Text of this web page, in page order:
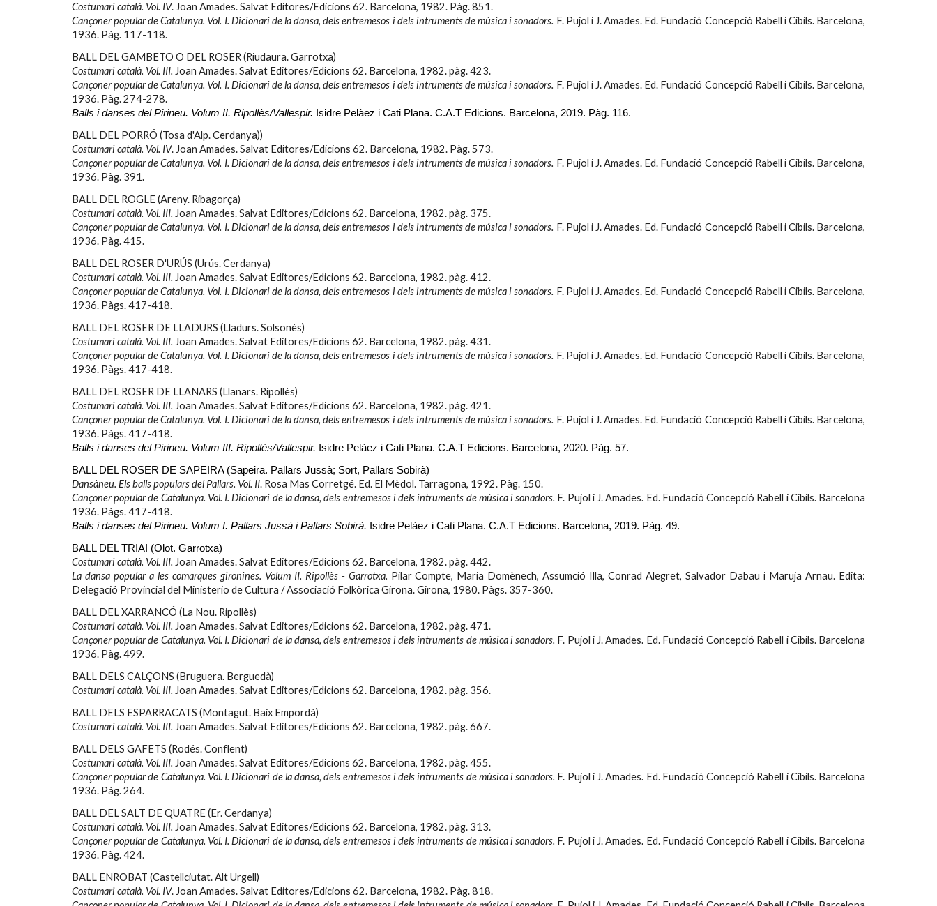
Costumari català. Vol. IV. Joan Amades. Salvat Editores/Edicions 62. Barcelona, 1982. Pàg. 851.
Cançoner popular de Catalunya. Vol. I. Dicionari de la dansa, dels entremesos i dels intruments de música i sonadors. F. Pujol i J. Amades. Ed. Fundació Concepció Rabell i Cibils. Barcelona,
1936. Pàg. 117-118.
BALL DEL GAMBETO O DEL ROSER (Riudaura. Garrotxa)
Costumari català. Vol. III. Joan Amades. Salvat Editores/Edicions 62. Barcelona, 1982. pàg. 423.
Cançoner popular de Catalunya. Vol. I. Dicionari de la dansa, dels entremesos i dels intruments de música i sonadors. F. Pujol i J. Amades. Ed. Fundació Concepció Rabell i Cibils. Barcelona,
1936. Pàg.274-278.
Balls i danses del Pirineu. Volum II. Ripollès/Vallespir. Isidre Pelàez i Cati Plana. C.A.T Edicions. Barcelona, 2019. Pàg. 116.
BALL DEL PORRÓ (Tosa d'Alp. Cerdanya))
Costumari català. Vol. IV. Joan Amades. Salvat Editores/Edicions 62. Barcelona, 1982. Pàg.573.
Cançoner popular de Catalunya. Vol. I. Dicionari de la dansa, dels entremesos i dels intruments de música i sonadors. F. Pujol i J. Amades. Ed. Fundació Concepció Rabell i Cibils. Barcelona,
1936. Pàg.391.
BALL DEL ROGLE (Areny. Ribagorça)
Costumari català. Vol. III. Joan Amades. Salvat Editores/Edicions 62. Barcelona, 1982. pàg. 375.
Cançoner popular de Catalunya. Vol. I. Dicionari de la dansa, dels entremesos i dels intruments de música i sonadors. F. Pujol i J. Amades. Ed. Fundació Concepció Rabell i Cibils. Barcelona,
1936. Pàg.415.
BALL DEL ROSER D'URÚS (Urús. Cerdanya)
Costumari català. Vol. III. Joan Amades. Salvat Editores/Edicions 62. Barcelona, 1982. pàg.412.
Cançoner popular de Catalunya. Vol. I. Dicionari de la dansa, dels entremesos i dels intruments de música i sonadors. F. Pujol i J. Amades. Ed. Fundació Concepció Rabell i Cibils. Barcelona,
1936. Pàgs. 417-418.
BALL DEL ROSER DE LLADURS (Lladurs. Solsonès)
Costumari català. Vol. III. Joan Amades. Salvat Editores/Edicions 62. Barcelona, 1982. pàg. 431.
Cançoner popular de Catalunya. Vol. I. Dicionari de la dansa, dels entremesos i dels intruments de música i sonadors. F. Pujol i J. Amades. Ed. Fundació Concepció Rabell i Cibils. Barcelona,
1936. Pàgs. 417-418.
BALL DEL ROSER DE LLANARS (Llanars. Ripollès)
Costumari català. Vol. III. Joan Amades. Salvat Editores/Edicions 62. Barcelona, 1982. pàg. 421.
Cançoner popular de Catalunya. Vol. I. Dicionari de la dansa, dels entremesos i dels intruments de música i sonadors. F. Pujol i J. Amades. Ed. Fundació Concepció Rabell i Cibils. Barcelona,
1936. Pàgs. 417-418.
Balls i danses del Pirineu. Volum III. Ripollès/Vallespir. Isidre Pelàez i Cati Plana. C.A.T Edicions. Barcelona, 2020. Pàg. 57.
BALL DEL ROSER DE SAPEIRA (Sapeira. Pallars Jussà; Sort, Pallars Sobirà)
Dansàneu. Els balls populars del Pallars. Vol. II. Rosa Mas Corretgé. Ed. El Mèdol. Tarragona, 1992. Pàg. 150.
Cançoner popular de Catalunya. Vol. I. Dicionari de la dansa, dels entremesos i dels intruments de música i sonadors. F. Pujol i J. Amades. Ed. Fundació Concepció Rabell i Cibils. Barcelona
1936. Pàgs. 417-418.
Balls i danses del Pirineu. Volum I. Pallars Jussà i Pallars Sobirà. Isidre Pelàez i Cati Plana. C.A.T Edicions. Barcelona, 2019. Pàg. 49.
BALL DEL TRIAI (Olot. Garrotxa)
Costumari català. Vol. III. Joan Amades. Salvat Editores/Edicions 62. Barcelona, 1982. pàg. 442.
La dansa popular a les comarques gironines. Volum II. Ripollès - Garrotxa. Pilar Compte, Maria Domènech, Assumció Illa, Conrad Alegret, Salvador Dabau i Maruja Arnau. Edita:
Delegació Provincial del Ministerio de Cultura / Associació Folkòrica Girona. Girona, 1980. Pàgs. 357-360.
BALL DEL XARRANCÓ (La Nou. Ripollès)
Costumari català. Vol. III. Joan Amades. Salvat Editores/Edicions 62. Barcelona, 1982. pàg. 471.
Cançoner popular de Catalunya. Vol. I. Dicionari de la dansa, dels entremesos i dels intruments de música i sonadors. F. Pujol i J. Amades. Ed. Fundació Concepció Rabell i Cibils. Barcelona
1936. Pàg. 499.
BALL DELS CALÇONS (Bruguera. Berguedà)
Costumari català. Vol. III. Joan Amades. Salvat Editores/Edicions 62. Barcelona, 1982. pàg. 356.
BALL DELS ESPARRACATS (Montagut. Baix Empordà)
Costumari català. Vol. III. Joan Amades. Salvat Editores/Edicions 62. Barcelona, 1982. pàg.667.
BALL DELS GAFETS (Rodés. Conflent)
Costumari català. Vol. III. Joan Amades. Salvat Editores/Edicions 62. Barcelona, 1982. pàg.455.
Cançoner popular de Catalunya. Vol. I. Dicionari de la dansa, dels entremesos i dels intruments de música i sonadors. F. Pujol i J. Amades. Ed. Fundació Concepció Rabell i Cibils. Barcelona
1936. Pàg.264.
BALL DEL SALT DE QUATRE (Er. Cerdanya)
Costumari català. Vol. III. Joan Amades. Salvat Editores/Edicions 62. Barcelona, 1982. pàg. 313.
Cançoner popular de Catalunya. Vol. I. Dicionari de la dansa, dels entremesos i dels intruments de música i sonadors. F. Pujol i J. Amades. Ed. Fundació Concepció Rabell i Cibils. Barcelona
1936. Pàg.424.
BALL ENROBAT (Castellciutat. Alt Urgell)
Costumari català. Vol. IV. Joan Amades. Salvat Editores/Edicions 62. Barcelona, 1982. Pàg. 818.